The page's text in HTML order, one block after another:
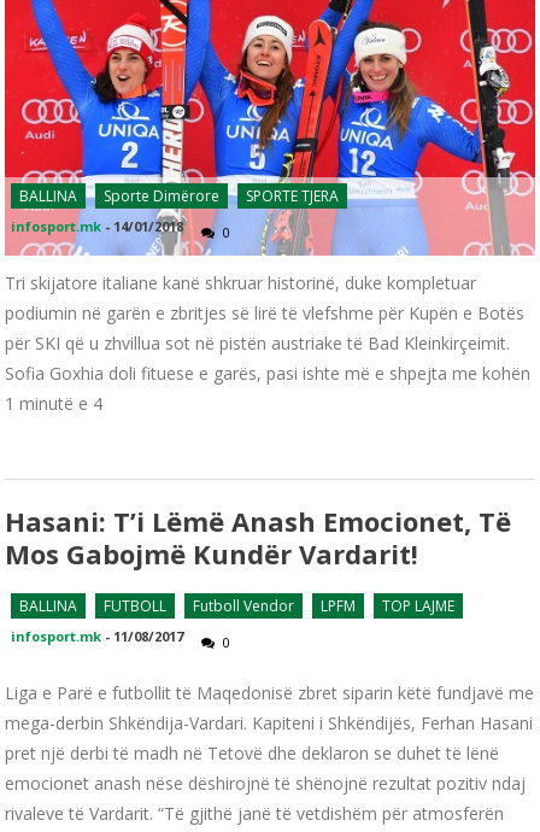
BALLINA Sporte Dimërore SPORTE TJERA
infosport.mk - 14/01/2018 0
Tri skijatore italiane kanë shkruar historinë, duke kompletuar
podiumin në garën e zbritjes së lirë të vlefshme për Kupën e Botës
për SKI që u zhvillua sot në pistën austriake të Bad Kleinkirçeimit.
Sofia Goxhia doli fituese e garës, pasi ishte më e shpejta me kohën
1 minutë e 4
Hasani: T’i Lëmë Anash Emocionet, Të
Mos Gabojmë Kundër Vardarit!
BALLINA FUTBOLL Futboll Vendor LPFM TOP LAJME
infosport.mk - 11/08/2017 0
Liga e Parë e futbollit të Maqedonisë zbret siparin këtë fundjavë me
mega-derbin Shkëndija-Vardari. Kapiteni i Shkëndijës, Ferhan Hasani
pret një derbi të madh në Tetovë dhe deklaron se duhet të lënë
emocionet anash nëse dëshirojnë të shënojnë rezultat pozitiv ndaj
rivaleve të Vardarit. “Të gjithë janë të vetdishëm për atmosferën